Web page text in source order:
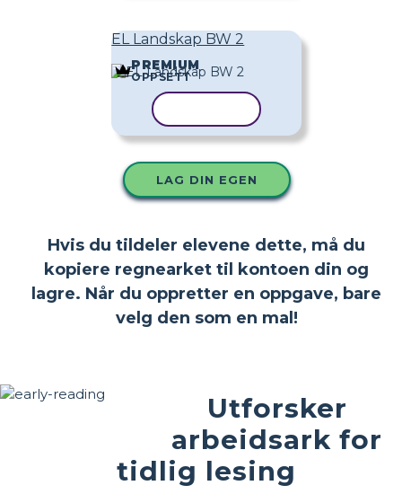
EL Landskap BW 2
PREMIUM
OPPSETT
LAG DIN EGEN
Hvis du tildeler elevene dette, må du
kopiere regnearket til kontoen din og
lagre. Når du oppretter en oppgave, bare
velg den som en mal!
Utforsker
arbeidsark for
tidlig lesing